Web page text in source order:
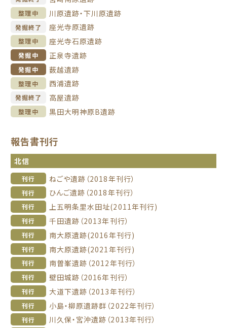
整理中 川原遺跡・下川原遺跡
発掘終了 座光寺原遺跡
整理中 座光寺石原遺跡
発掘中 正泉寺遺跡
発掘中 薮越遺跡
整理中 西浦遺跡
発掘終了 高屋遺跡
整理中 黒田大明神原B遺跡
報告書刊行
北信
刊行 ねごや遺跡（2018年刊行）
刊行 ひんご遺跡（2018年刊行）
刊行 上五明条里水田址(2011年刊行)
刊行 千田遺跡（2013年刊行）
刊行 南大原遺跡(2016年刊行)
刊行 南大原遺跡(2021年刊行)
刊行 南曽峯遺跡（2012年刊行）
刊行 壁田城跡（2016年刊行）
刊行 大道下遺跡（2013年刊行）
刊行 小島・柳原遺跡群（2022年刊行）
刊行 川久保・宮沖遺跡（2013年刊行）